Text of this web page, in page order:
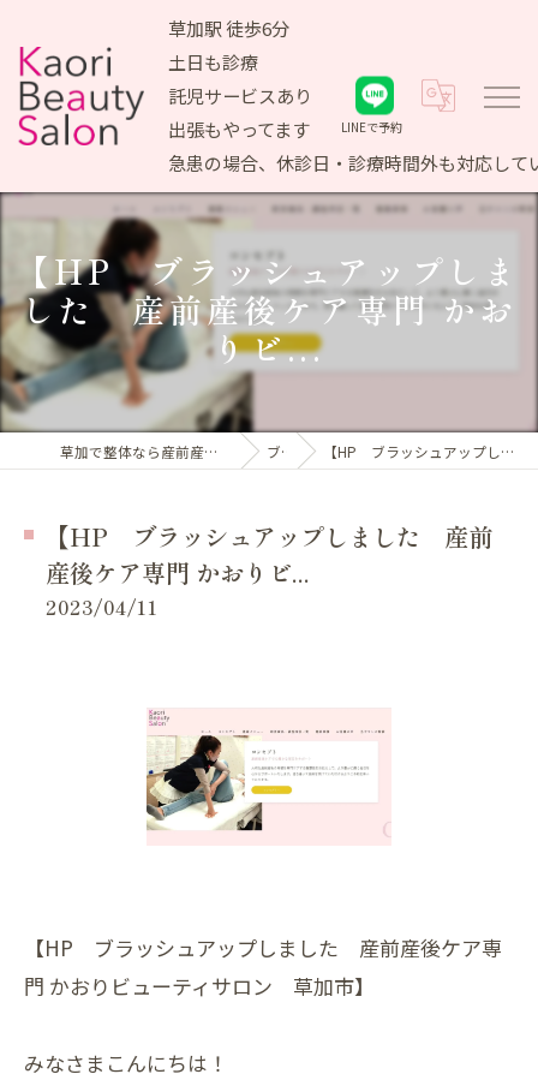
草加駅 徒歩6分
土日も診療
託児サービスあり
出張もやってます
急患の場合、休診日・診療時間外も対応して
LINEで予約
【HP ブラッシュアップしま
した 産前産後ケア専門 かお
りビ...
草加で整体なら産前産後ケア専門 かおりビューティサロン ブログ 【HP ブラッシュアップしました 産前産後ケア専門 かおりビ...
【HP ブラッシュアップしました 産前
産後ケア専門 かおりビ...
2023/04/11
【HP ブラッシュアップしました 産前産後ケア専
門 かおりビューティサロン 草加市】
みなさまこんにちは！